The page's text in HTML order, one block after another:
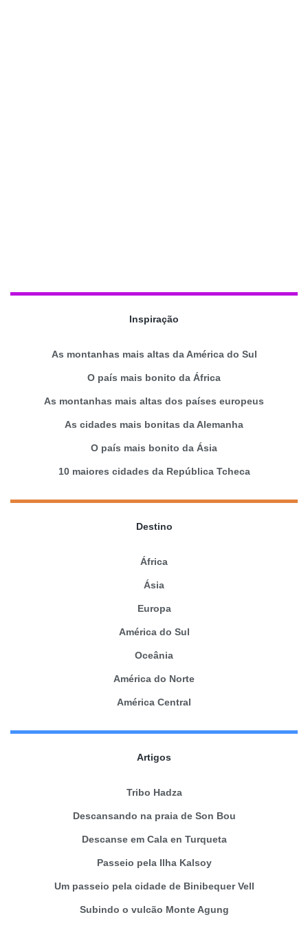
Inspiração
As montanhas mais altas da América do Sul
O país mais bonito da África
As montanhas mais altas dos países europeus
As cidades mais bonitas da Alemanha
O país mais bonito da Ásia
10 maiores cidades da República Tcheca
Destino
África
Ásia
Europa
América do Sul
Oceânia
América do Norte
América Central
Artigos
Tribo Hadza
Descansando na praia de Son Bou
Descanse em Cala en Turqueta
Passeio pela Ilha Kalsoy
Um passeio pela cidade de Binibequer Vell
Subindo o vulcão Monte Agung